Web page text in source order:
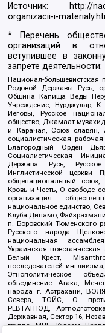
Источник:
http://
organizacii-i-
* Перечень
организаций в
вступившее в
запрете деятельности:
Национал-большевистская
Родовой Державы Русь,
Община Капища Веды
Учреждение, Нурджулар,
Иеговы, Русское
общество, Джамаат
и Карачая, Союз славян,
социалистическая
Благородный Орден
Социалистическая
Держава Русь, Русское
Инглистической церкви
общенациональный союз,
Кровь и Честь, О свободе
организация
национальное единство,
Клуба Динамо,
п. Боровский Тюменского
Русского народа
национальная
Украинская
Белый Крест,
последователей
Этнополитическое
объединение Атака,
народа г. Астрахани,
Севера, ТОЙС, О
РЕВТАТПОД,
Державная, Сектор 16,
группа МПГ, Курсом